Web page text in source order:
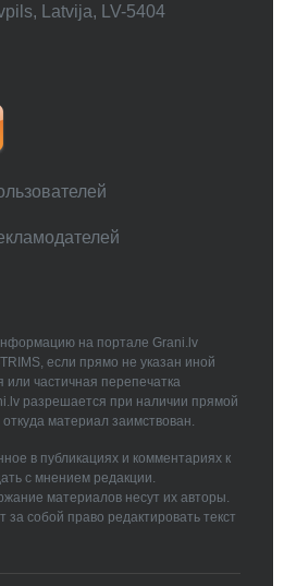
Latvija, LV-5404
на портале Grani.lv
если прямо не указан иной
частичная перепечатка
разрешается при наличии прямой
материал заимствован.
в публикациях и комментариях к
с мнением редакции.
материалов несут их авторы.
собой право редактировать текст